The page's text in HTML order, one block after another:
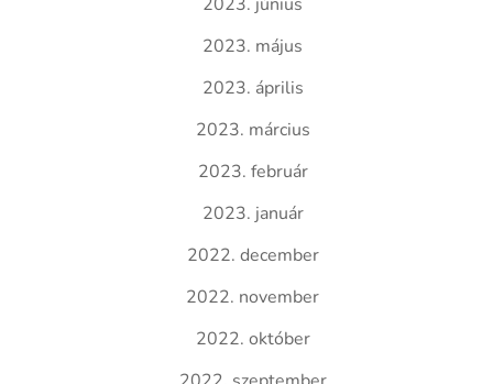
2023. május
2023. április
2023. március
2023. február
2023. január
2022. december
2022. november
2022. október